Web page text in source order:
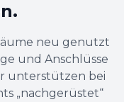
neu genutzt
und Anschlüsse
unterstützen bei
„nachgerüstet“